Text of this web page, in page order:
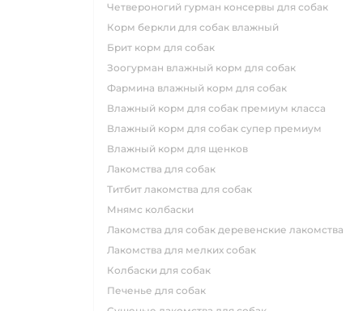
четвероногий гурман консервы для собак
корм беркли для собак влажный
брит корм для собак
зоогурман влажный корм для собак
фармина влажный корм для собак
влажный корм для собак премиум класса
влажный корм для собак супер премиум
влажный корм для щенков
лакомства для собак
титбит лакомства для собак
мнямс колбаски
лакомства для собак деревенские лакомства
лакомства для мелких собак
колбаски для собак
печенье для собак